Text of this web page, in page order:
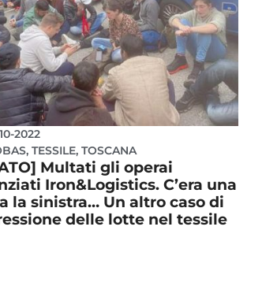
2022
, TESSILE, TOSCANA
Multati gli operai
Iron&Logistics. C’era una
la sinistra… Un altro caso di
delle lotte nel tessile